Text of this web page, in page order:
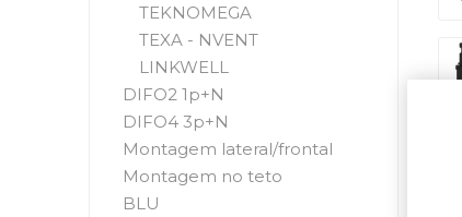
TEKNOMEGA
TEXA - NVENT
LINKWELL
DIFO2 1p+N
DIFO4 3p+N
Montagem lateral/frontal
Montagem no teto
BLU